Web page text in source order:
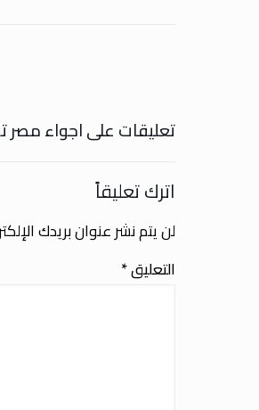
تعليقات على اجواء مصر
اترك تعليقاً
لن يتم نشر عنوان بريدك
التعليق*